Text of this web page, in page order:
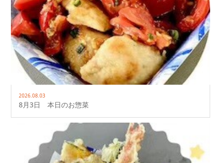
2026.08.03
8月3日 本日のお惣菜